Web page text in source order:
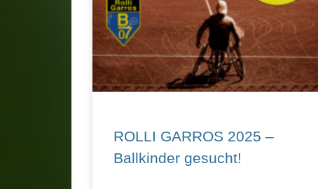
ROLLI GARROS 2025 –
Ballkinder gesucht!